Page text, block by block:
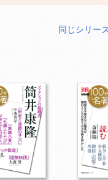
同じシリー